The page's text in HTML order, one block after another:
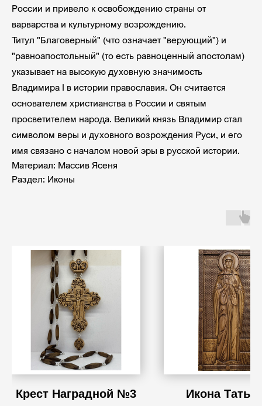
России и привело к освобождению страны от
варварства и культурному возрождению.
Титул "Благоверный" (что означает "верующий") и
"равноапостольный" (то есть равноценный апостолам)
указывает на высокую духовную значимость
Владимира I в истории православия. Он считается
основателем христианства в России и святым
просветителем народа. Великий князь Владимир стал
символом веры и духовного возрождения Руси, и его
имя связано с началом новой эры в русской истории.
Материал: Массив Ясеня
Раздел: Иконы
Крест Наградной №3 Икона